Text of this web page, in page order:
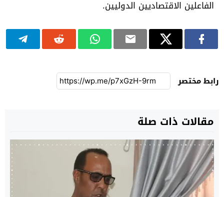
الفاعلين الاقتصاديين الدوليين.
رابط مختصر
مقالات ذات صلة